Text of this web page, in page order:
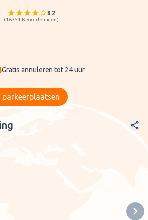
8.2
(16354 Beoordelingen)
Gratis annuleren tot 24 uur
parkeerplaatsen